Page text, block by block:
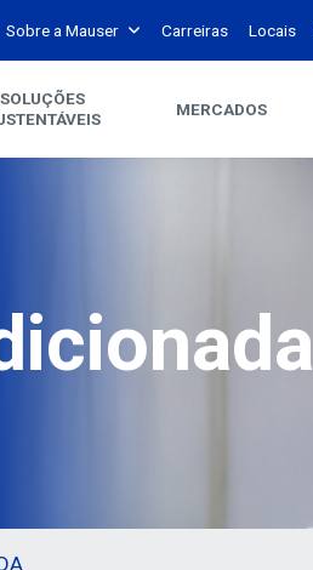
Sobre a Mauser Carreiras Locais
SOLUÇÕES
MERCADOS